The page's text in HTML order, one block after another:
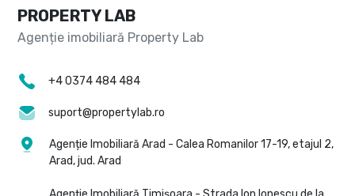
PROPERTY LAB
+4 0374 484 484
suport@propertylab.ro
Agenție Imobiliară Arad - Calea Romanilor 17-19, etajul 2,
Arad, jud. Arad